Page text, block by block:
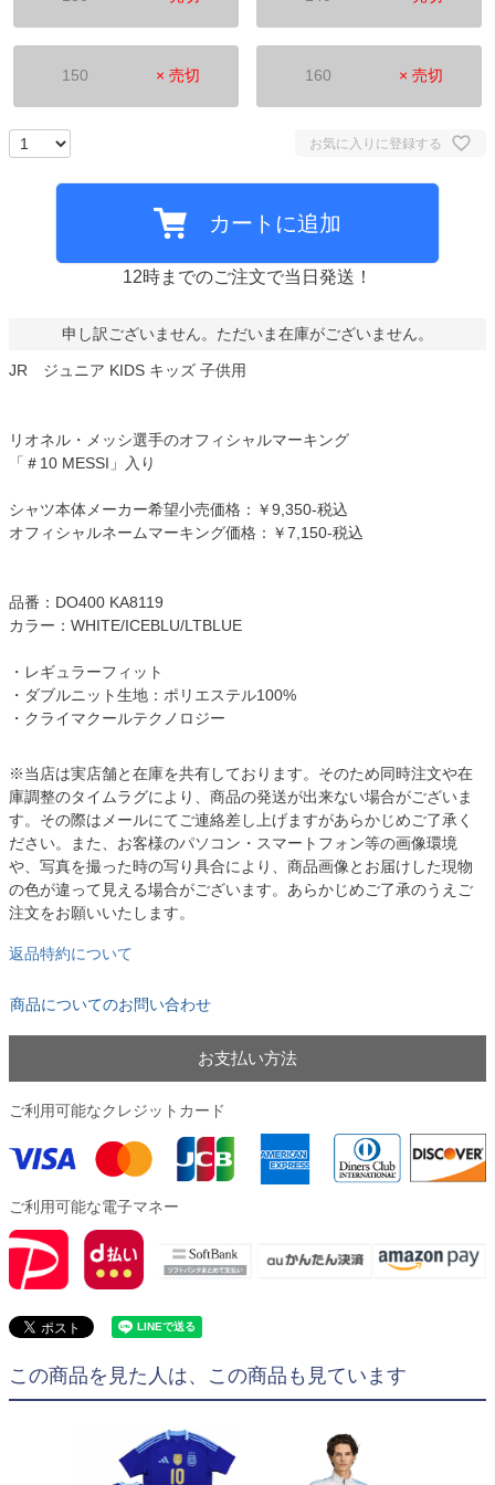
150 × 売切 160 × 売切
お気に入りに登録する
カートに追加
12時までのご注文で当日発送！
申し訳ございません。ただいま在庫がございません。
JR ジュニア KIDS キッズ 子供用
リオネル・メッシ選手のオフィシャルマーキング
「＃10 MESSI」入り
シャツ本体メーカー希望小売価格：￥9,350-税込
オフィシャルネームマーキング価格：￥7,150-税込
品番：DO400 KA8119
カラー：WHITE/ICEBLU/LTBLUE
・レギュラーフィット
・ダブルニット生地：ポリエステル100%
・クライマクールテクノロジー
※当店は実店舗と在庫を共有しております。そのため同時注文や在
庫調整のタイムラグにより、商品の発送が出来ない場合がございま
す。その際はメールにてご連絡差し上げますがあらかじめご了承く
ださい。また、お客様のパソコン・スマートフォン等の画像環境
や、写真を撮った時の写り具合により、商品画像とお届けした現物
の色が違って見える場合がございます。あらかじめご了承のうえご
注文をお願いいたします。
返品特約について
商品についてのお問い合わせ
お支払い方法
ご利用可能なクレジットカード
ご利用可能な電子マネー
この商品を見た人は、この商品も見ています